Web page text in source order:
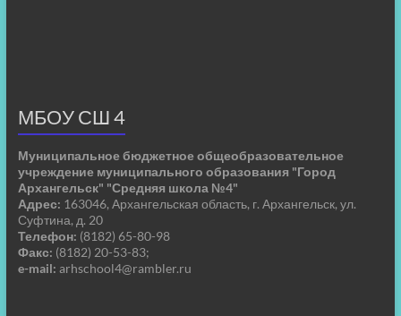
МБОУ СШ 4
Муниципальное бюджетное общеобразовательное
учреждение муниципального образования "Город
Архангельск" "Средняя школа №4"
Адрес: 163046, Архангельская область, г. Архангельск, ул.
Суфтина, д. 20
Телефон: (8182) 65-80-98
Факс: (8182) 20-53-83;
e-mail: arhschool4@rambler.ru